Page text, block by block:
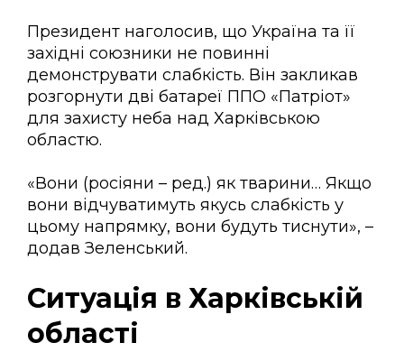
Президент наголосив, що Україна та її
західні союзники не повинні
демонструвати слабкість. Він закликав
розгорнути дві батареї ППО «Патріот»
для захисту неба над Харківською
областю.
«Вони (росіяни – ред.) як тварини… Якщо
вони відчуватимуть якусь слабкість у
цьому напрямку, вони будуть тиснути», –
додав Зеленський.
Ситуація в Харківській
області